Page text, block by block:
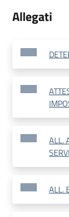
Allegati
ALL.
ALL.